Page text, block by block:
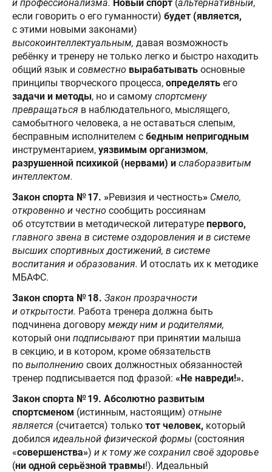
и профессионализма. Новый спорт (альтернативный,
если говорить о его гуманности) будет (является,
с этими новыми законами)
высокоинтеллектуальным, давая возможность
ребёнку и тренеру не только легко и быстро находить
общий язык и совместно вырабатывать основные
принципы творческого процесса, определять его
задачи и методы, но и самому спортсмену
превращаться в наблюдательного, мыслящего,
самобытного человека, а не оставаться слепым,
бесправным исполнителем с бедным непригодным
инструментарием, уязвимым организмом,
разрушенной психикой (нервами) и слаборазвитым
интеллектом.
Закон спорта № 17. »Ревизия и честность» Смело,
откровенно и честно сообщить россиянам
об отсутствии в методической литературе первого,
главного звена в системе оздоровления и в системе
высших спортивных достижений, в системе
воспитания и образования. И отослать их к методике
МБАФС.
Закон спорта № 18. Закон прозрачности
и открытости. Работа тренера должна быть
подчинена договору между ним и родителями,
который они подписывают при принятии малыша
в секцию, и в котором, кроме обязательств
по выполнению своих должностных обязанностей
тренер подписывается под фразой: «Не навреди!».
Закон спорта № 19. Абсолютно развитым
спортсменом (истинным, настоящим) отныне
является (считается) только тот человек, который
добился идеальной физической формы (состояния
«совершенства») и к тому же сохранил своё здоровье
(ни одной серьёзной травмы!). Идеальный